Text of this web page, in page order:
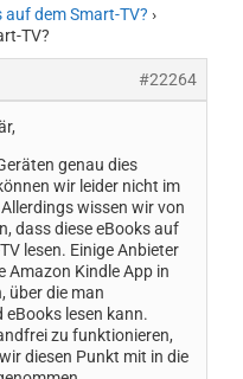
auf dem Smart-TV? ›
TV?
#22264
genau dies
wir leider nicht im
wissen wir von
dass diese eBooks auf
lesen. Einige Anbieter
Amazon Kindle App in
über die man
eBooks lesen kann.
zu funktionieren,
diesen Punkt mit in die